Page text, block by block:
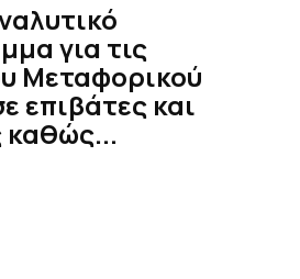
για τις
Μεταφορικού
επιβάτες και
καθώς...